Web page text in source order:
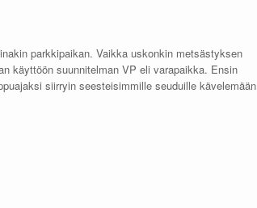
parkkipaikan. Vaikka uskonkin metsästyksen
käyttöön suunnitelman VP eli varapaikka. Ensin
siirryin seesteisimmille seuduille kävelemään